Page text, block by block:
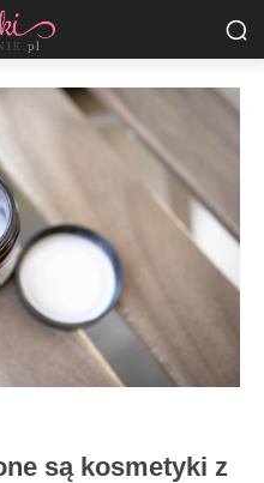
są kosmetyki z